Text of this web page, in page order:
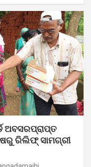
ଅବସରପ୍ରାପ୍ତ
ରିଲିଫ୍ ସାମଗ୍ରୀ